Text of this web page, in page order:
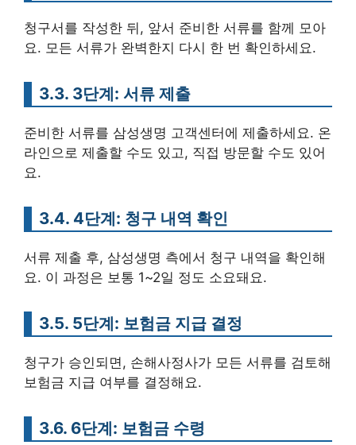
청구서를 작성한 뒤, 앞서 준비한 서류를 함께 모아
요. 모든 서류가 완벽한지 다시 한 번 확인하세요.
3.3. 3단계: 서류 제출
준비한 서류를 삼성생명 고객센터에 제출하세요. 온
라인으로 제출할 수도 있고, 직접 방문할 수도 있어
요.
3.4. 4단계: 청구 내역 확인
서류 제출 후, 삼성생명 측에서 청구 내역을 확인해
요. 이 과정은 보통 1~2일 정도 소요돼요.
3.5. 5단계: 보험금 지급 결정
청구가 승인되면, 손해사정사가 모든 서류를 검토해
보험금 지급 여부를 결정해요.
3.6. 6단계: 보험금 수령